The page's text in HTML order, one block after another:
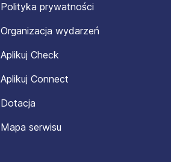
Polityka prywatności
Organizacja wydarzeń
Aplikuj Check
Aplikuj Connect
Dotacja
Mapa serwisu